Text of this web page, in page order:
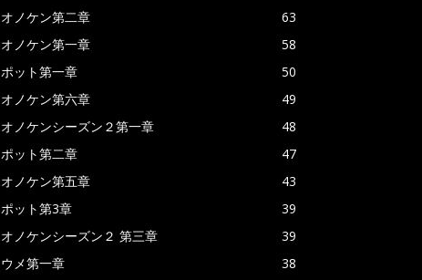
オノケン第二章
63
オノケン第一章
58
ポット第一章
50
オノケン第六章
49
オノケンシーズン２第一章
48
ポット第二章
47
オノケン第五章
43
ポット第3章
39
オノケンシーズン２ 第三章
39
ウメ第一章
38